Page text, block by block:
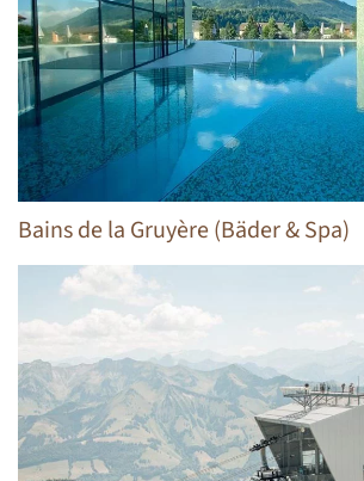
Bains de la Gruyère (Bäder & Spa)